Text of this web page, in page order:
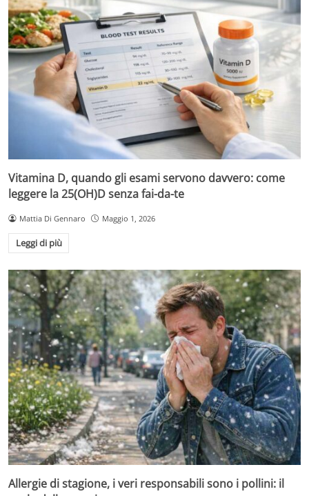
Vitamina D, quando gli esami servono davvero: come
leggere la 25(OH)D senza fai-da-te
Mattia Di Gennaro Maggio 1, 2026
Leggi di più
Allergie di stagione, i veri responsabili sono i pollini: il